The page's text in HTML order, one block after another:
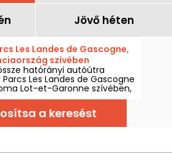
Jövő héten
Les Landes de Gascogne,
szívében
hatórányi autóútra
Les Landes de Gascogne
Lot-et-Garonne szívében,
régióban.
a keresést